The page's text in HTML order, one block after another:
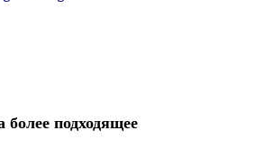
более подходящее